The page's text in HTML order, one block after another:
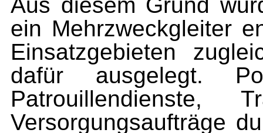
ein Mehrzweckgleiter
Einsatzgebieten
dafür ausgelegt.
Patrouillendienste,
Versorgungsaufträge